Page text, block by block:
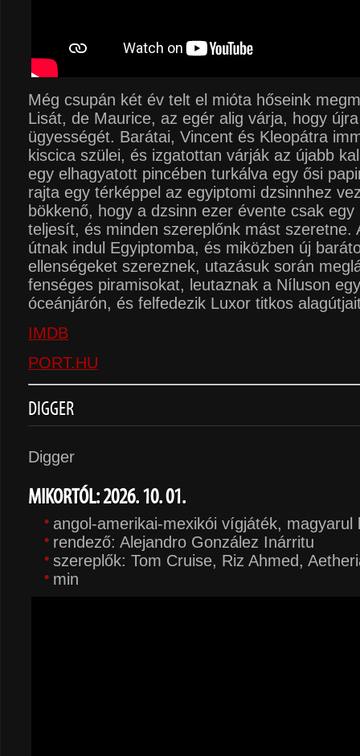
Még csupán két év telt el mióta hőseink
Lisát, de Maurice, az egér alig várja, hogy
ügyességét. Barátai, Vincent és Kleopátra
kiscica szülei, és izgatottan várják az újabb
egy elhagyatott pincében turkálva egy ősi
rajta egy térképpel az egyiptomi dzsinnhez
bökkenő, hogy a dzsinn ezer évente csak
teljesít, és minden szereplőnk mást szeretne.
útnak indul Egyiptomba, és miközben új
ellenségeket szereznek, utazásuk során
fenséges piramisokat, leutaznak a Níluson
óceánjárón, és felfedezik Luxor titkos
IMDB
PORT.HU
DIGGER
Digger
MIKORTÓL: 2026. 10. 01.
angol-amerikai-mexikói vígjáték,
rendező: Alejandro González Inárritu
szereplők: Tom Cruise, Riz Ahmed,
min